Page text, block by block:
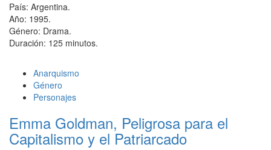
País: Argentina.
Año: 1995.
Género: Drama.
Duración: 125 minutos.
Anarquismo
Género
Personajes
Emma Goldman, Peligrosa para el
Capitalismo y el Patriarcado